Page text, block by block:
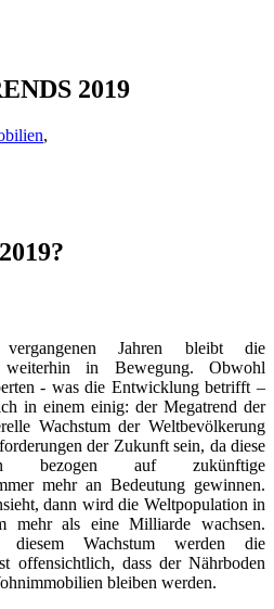
2019
,
Jahren bleibt die
weiterhin in Bewegung. Obwohl
- was die Entwicklung betrifft –
in einem einig: der Megatrend der
Wachstum der Weltbevölkerung
der Zukunft sein, da diese
bezogen auf zukünftige
mehr an Bedeutung gewinnen.
dann wird die Weltpopulation in
mehr als eine Milliarde wachsen.
diesem Wachstum werden die
offensichtlich, dass der Nährboden
bleiben werden.